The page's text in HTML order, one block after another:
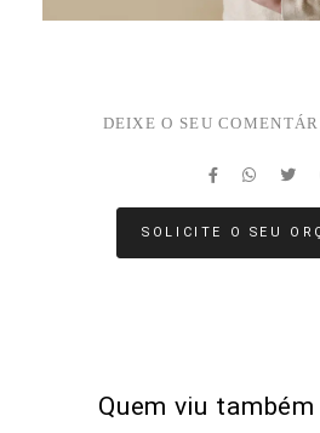
DEIXE O SEU
SOLICITE O SEU
Quem viu